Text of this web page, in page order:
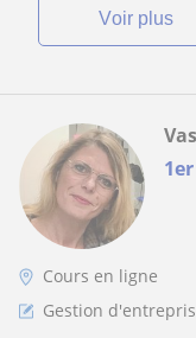
voir plus
Cours en ligne
Gestion